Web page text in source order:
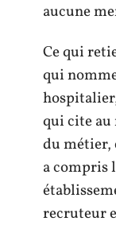
aucune
Ce qui
qui
qui cite au
du métier,
a compris
recruteur